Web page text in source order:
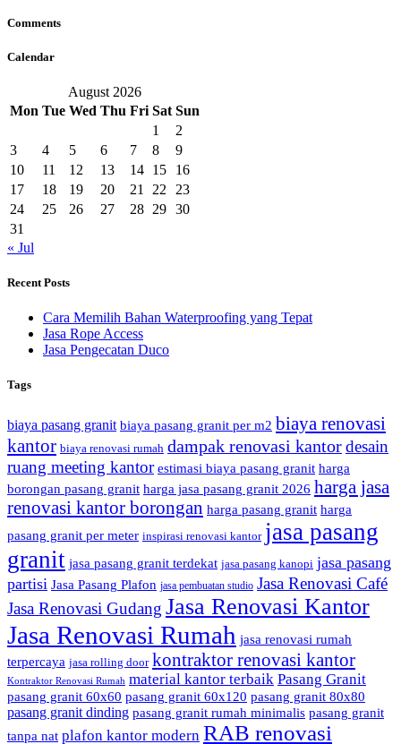
Comments
Calendar
August 2026
Mon Tue Wed Thu Fri Sat Sun
1
2
3
4 5 6 7 8
9
10
11 12 13 14 15
16
17
18 19 20 21 22
23
24
25 26 27 28 29 30
31
« Jul
Recent Posts
Cara Memilih Bahan Waterproofing yang Tepat
Jasa Rope Access
Jasa Pengecatan Duco
Tags
biaya pasang granit biaya pasang granit per m2 biaya renovasi
kantor biaya renovasi rumah dampak renovasi kantordesain
ruang meeting kantor estimasi biaya pasang granit harga
borongan pasang granit harga jasa pasang granit 2026 harga jasa
renovasi kantor borongan harga pasang granit harga
pasang granit per meter inspirasi renovasi kantor jasa pasang
granit jasa pasang granit terdekat jasa pasang kanopi jasa pasang
partisi Jasa Pasang Plafon jasa pembuatan studio Jasa Renovasi Café
Jasa Renovasi Gudang Jasa Renovasi Kantor
Jasa Renovasi Rumah jasa renovasi rumah
terpercaya jasa rolling door kontraktor renovasi kantor
Kontraktor Renovasi Rumah material kantor terbaik Pasang Granit
pasang granit 60x60 pasang granit 60x120 pasang granit 80x80
pasang granit dinding pasang granit rumah minimalis pasang granit
tanpa nat plafon kantor modern RAB renovasi